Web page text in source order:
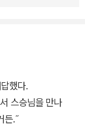
파격적으로 담아내
했다.
스승님을 만나
든.˝